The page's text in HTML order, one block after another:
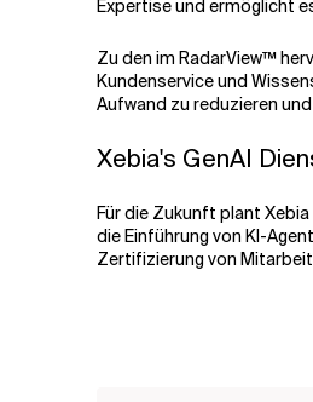
Expertise und ermöglicht
Zu den im RadarView™
Kundenservice und
Aufwand zu reduzieren
Xebia's GenAI
Für die Zukunft plant
die Einführung von KI-
Zertifizierung von